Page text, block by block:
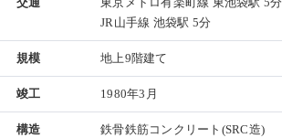
JR山手線 池袋駅 5分
規模 地上9階建て
竣工 1980年3月
構造 鉄骨鉄筋コンクリート(SRC造)